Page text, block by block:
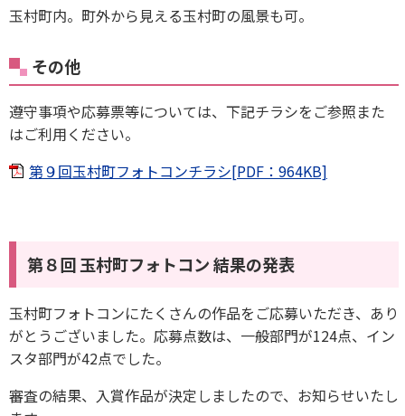
玉村町内。町外から見える玉村町の風景も可。
その他
遵守事項や応募票等については、下記チラシをご参照また
はご利用ください。
第９回玉村町フォトコンチラシ[PDF：964KB]
第８回 玉村町フォトコン 結果の発表
玉村町フォトコンにたくさんの作品をご応募いただき、あり
がとうございました。応募点数は、一般部門が124点、イン
スタ部門が42点でした。
審査の結果、入賞作品が決定しましたので、お知らせいたし